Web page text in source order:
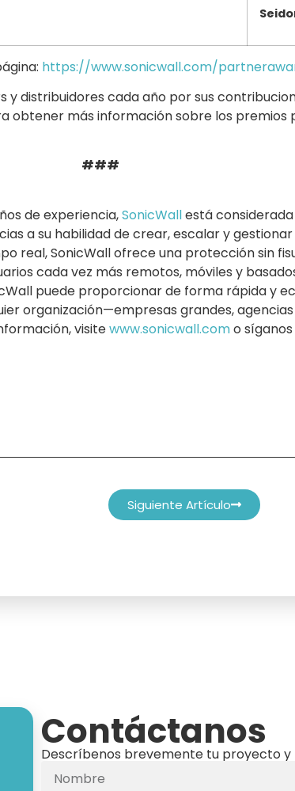
https://www.sonicwall.com/
y distribuidores cada año por sus
obtener más información sobre los premios
###
de experiencia,SonicWallestá
a su habilidad de crear, escalar y
real, SonicWall ofrece una protección sin
cada vez más remotos, móviles y
puede proporcionar de forma rápida y
organización—empresas grandes,
visitewww.sonicwall.como
Siguiente Artículo
Contáctanos
Descríbenos brevemente tu proyecto